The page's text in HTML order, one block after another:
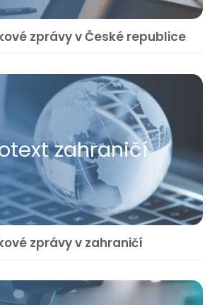
zprávy v České republice
zahraničí
zprávy v zahraničí